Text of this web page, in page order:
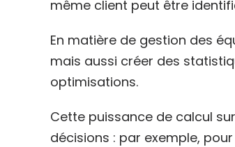
même client peut être
En matière de gestion des
mais aussi créer des
optimisations.
Cette puissance de calcul
décisions : par exemple,